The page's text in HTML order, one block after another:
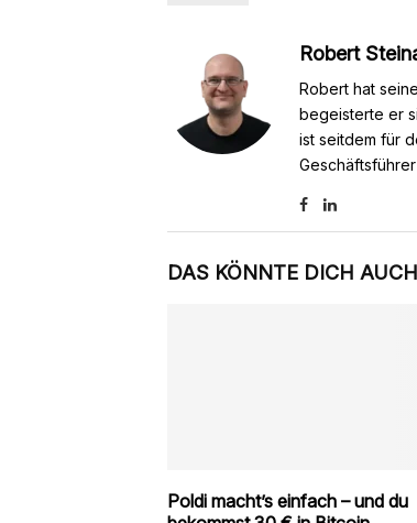
Robert
Robert hat
begeisterte er
ist seitdem für
DAS KÖNNTE DICH
Poldi macht’s einfach – und du